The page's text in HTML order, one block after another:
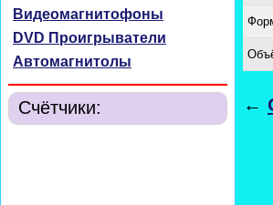
Видеомагнитофоны
DVD Проигрыватели
Автомагнитолы
Счётчики: ←